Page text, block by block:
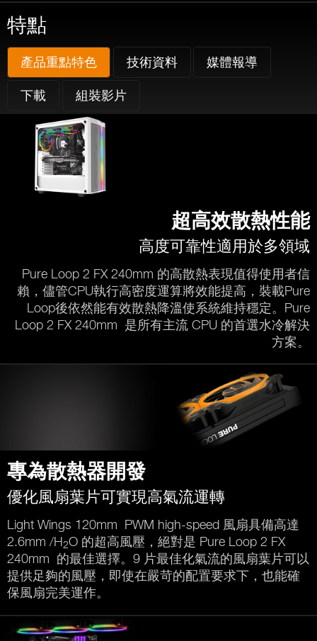
特點
產品重點特色 技術資料 媒體報導
下載 組裝影片
超高效散熱性能
高度可靠性適用於多領域
Pure Loop 2 FX 240mm 的高散熱表現值得使用者信
賴，儘管CPU執行高密度運算將效能提高，裝載Pure
Loop後依然能有效散熱降溫使系統維持穩定。Pure
Loop 2 FX 240mm 是所有主流 CPU 的首選水冷解決
方案。
專為散熱器開發
優化風扇葉片可實現高氣流運轉
Light Wings 120mm PWM high-speed 風扇具備高達
2.6mm /H2O 的超高風壓，絕對是 Pure Loop 2 FX
240mm 的最佳選擇。9 片最佳化氣流的風扇葉片可以
提供足夠的風壓，即使在嚴苛的配置要求下，也能確
保風扇完美運作。